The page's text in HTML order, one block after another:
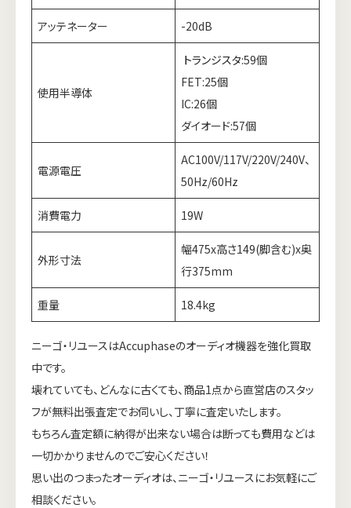
アッテネーター -20dB
使用半導体
トランジスタ:59個
FET:25個
IC:26個
ダイオード:57個
電源電圧
AC100V/117V/220V/240V、
50Hz/60Hz
消費電力 19W
外形寸法
幅475x高さ149(脚含む)x奥
行375mm
重量 18.4kg
ニーゴ・リユースはAccuphaseのオーディオ機器を強化買取
中です。
壊れていても、どんなに古くても、商品1点から直営店のスタッ
フが無料出張査定でお伺いし、丁寧に査定いたします。
もちろん査定額に納得が出来ない場合は断っても費用などは
一切かかりませんのでご安心ください！
思い出のつまったオーディオは、ニーゴ・リユースにお気軽にご
相談ください。